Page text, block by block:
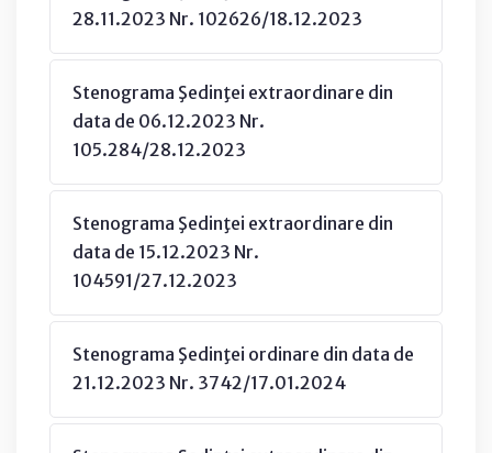
28.11.2023 Nr. 102626/18.12.2023
Stenograma Şedinţei extraordinare din
data de 06.12.2023 Nr.
105.284/28.12.2023
Stenograma Şedinţei extraordinare din
data de 15.12.2023 Nr.
104591/27.12.2023
Stenograma Şedinţei ordinare din data de
21.12.2023 Nr. 3742/17.01.2024